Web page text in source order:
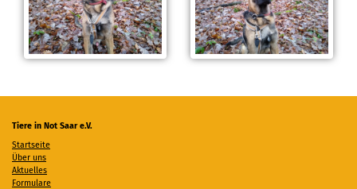
Tiere in Not Saar e.V.
Startseite
Über uns
Aktuelles
Formulare